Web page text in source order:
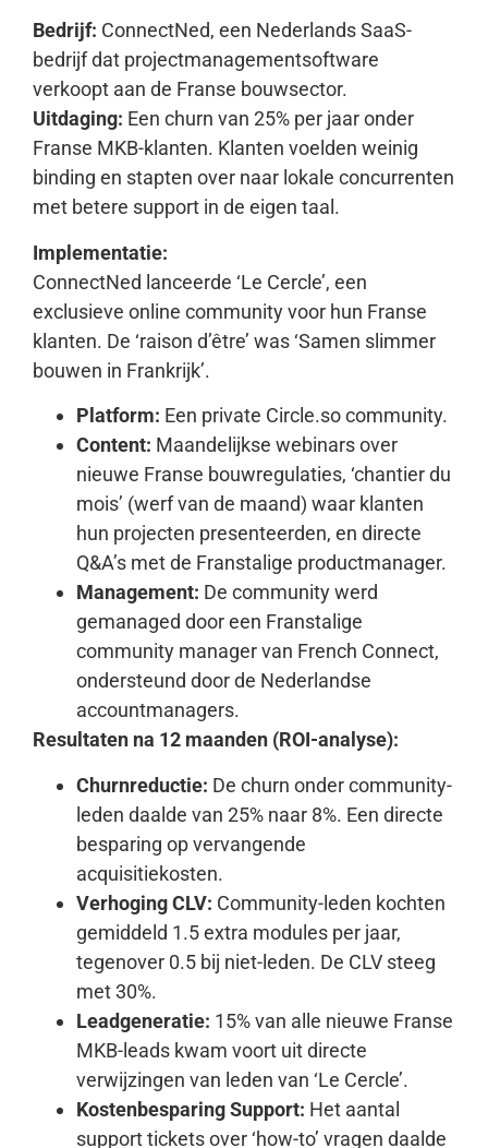
Bedrijf: ConnectNed, een Nederlands SaaS-
bedrijf dat projectmanagementsoftware
verkoopt aan de Franse bouwsector.
Uitdaging: Een churn van 25% per jaar onder
Franse MKB-klanten. Klanten voelden weinig
binding en stapten over naar lokale concurrenten
met betere support in de eigen taal.
Implementatie:
ConnectNed lanceerde ‘Le Cercle’, een
exclusieve online community voor hun Franse
klanten. De ‘raison d’être’ was ‘Samen slimmer
bouwen in Frankrijk’.
Platform: Een private Circle.so community.
Content: Maandelijkse webinars over
nieuwe Franse bouwregulaties, ‘chantier du
mois’ (werf van de maand) waar klanten
hun projecten presenteerden, en directe
Q&A’s met de Franstalige productmanager.
Management: De community werd
gemanaged door een Franstalige
community manager van French Connect,
ondersteund door de Nederlandse
accountmanagers.
Resultaten na 12 maanden (ROI-analyse):
Churnreductie: De churn onder community-
leden daalde van 25% naar 8%. Een directe
besparing op vervangende
acquisitiekosten.
Verhoging CLV: Community-leden kochten
gemiddeld 1.5 extra modules per jaar,
tegenover 0.5 bij niet-leden. De CLV steeg
met 30%.
Leadgeneratie: 15% van alle nieuwe Franse
MKB-leads kwam voort uit directe
verwijzingen van leden van ‘Le Cercle’.
Kostenbesparing Support: Het aantal
support tickets over ‘how-to’ vragen daalde